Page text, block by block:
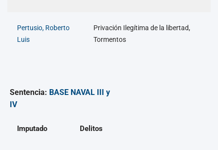
Pertusio, Roberto
Luis
Privación Ilegítima de la libertad,
Tormentos
Sentencia: BASE NAVAL III y
IV
Imputado Delitos